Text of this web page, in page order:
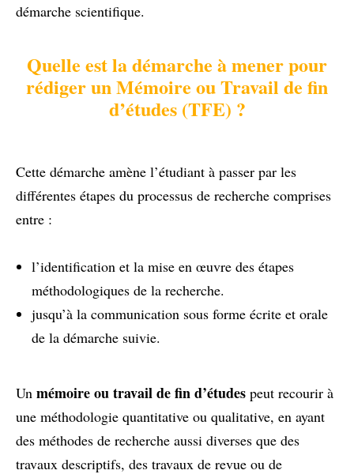
démarche scientifique.
Quelle est la démarche à mener pour
rédiger un Mémoire ou Travail de fin
d’études (TFE) ?
Cette démarche amène l’étudiant à passer par les
différentes étapes du processus de recherche comprises
entre :
l’identification et la mise en œuvre des étapes
méthodologiques de la recherche.
jusqu’à la communication sous forme écrite et orale
de la démarche suivie.
Un mémoire ou travail de fin d’études peut recourir à
une méthodologie quantitative ou qualitative, en ayant
des méthodes de recherche aussi diverses que des
travaux descriptifs, des travaux de revue ou de